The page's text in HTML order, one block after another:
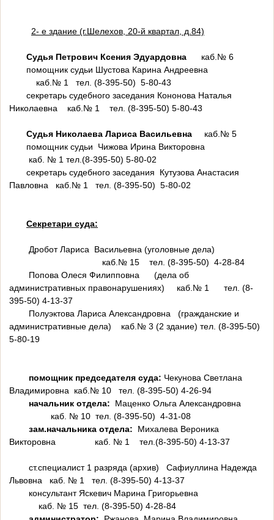
2- е здание (г.Шелехов, 20-й квартал, д.84)
Судья Петрович Ксения Эдуардовна каб.№ 6
помощник судьи Шустова Карина Андреевна
каб.№ 1 тел. (8-395-50) 5-80-43
секретарь судебного заседания Кононова Наталья
Николаевна каб.№ 1 тел. (8-395-50) 5-80-43
Судья Николаева Лариса Васильевна каб.№ 5
помощник судьи Чижова Ирина Викторовна
каб. № 1 тел.(8-395-50) 5-80-02
секретарь судебного заседания Кутузова Анастасия
Павловна каб.№ 1 тел. (8-395-50) 5-80-02
Секретари суда:
Дробот Лариса Васильевна (уголовные дела)
каб.№ 15 тел. (8-395-50) 4-28-84
Попова Олеся Филипповна (дела об
административных правонарушениях) каб.№ 1 тел. (8-
395-50) 4-13-37
Полуэктова Лариса Александровна (гражданские и
административные дела) каб.№ 3 (2 здание) тел. (8-395-50)
5-80-19
помощник председателя суда: Чекунова Светлана
Владимировна каб.№ 10 тел. (8-395-50) 4-26-94
начальник отдела: Маценко Ольга Александровна
каб. № 10 тел. (8-395-50) 4-31-08
зам.начальника отдела: Михалева Вероника
Викторовна каб. № 1 тел.(8-395-50) 4-13-37
ст.специалист 1 разряда (архив) Сафиуллина Надежда
Львовна каб. № 1 тел. (8-395-50) 4-13-37
консультант Яскевич Марина Григорьевна
каб. № 15 тел. (8-395-50) 4-28-84